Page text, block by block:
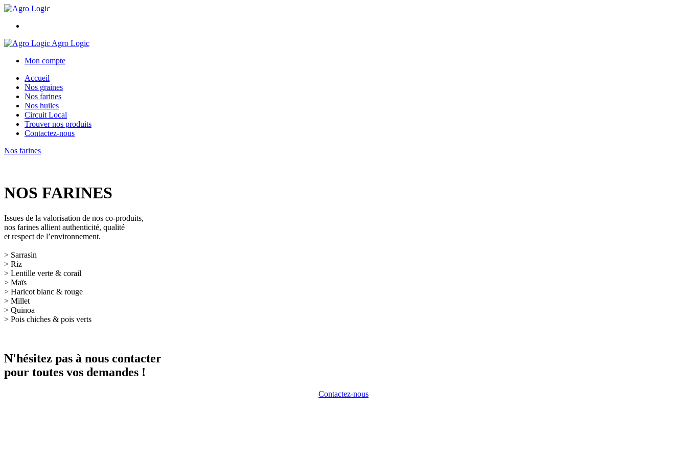
Agro Logic
Mon compte
Accueil
Nos graines
Nos farines
Nos huiles
Circuit Local
Trouver nos produits
Contactez-nous
Nos farines
NOS FARINES
Issues de la valorisation de nos co-produits,
nos farines allient authenticité, qualité
et respect de l’environnement.
> Sarrasin
> Riz
> Lentille verte & corail
> Maïs
> Haricot blanc & rouge
> Millet
> Quinoa
> Pois chiches & pois verts
N'hésitez pas à nous contacter
pour toutes vos demandes !
Contactez-nous